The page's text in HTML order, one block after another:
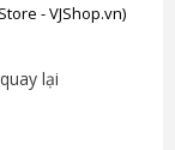
- VJShop.vn)
lại